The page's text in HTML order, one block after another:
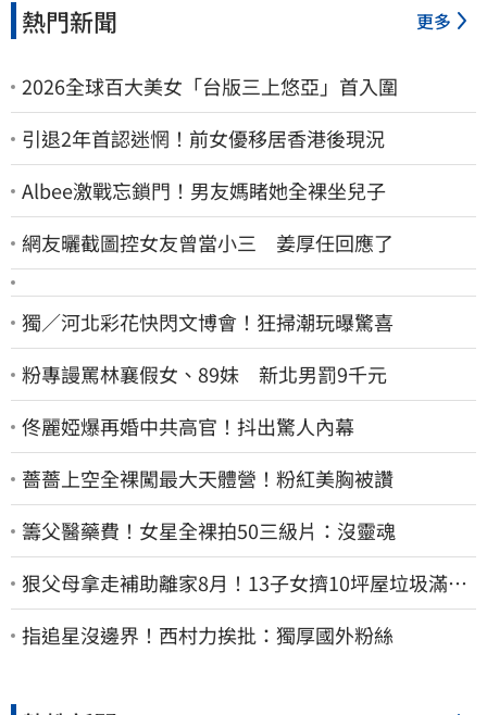
熱門新聞 更多
2026全球百大美女「台版三上悠亞」首入圍
引退2年首認迷惘！前女優移居香港後現況
Albee激戰忘鎖門！男友媽睹她全裸坐兒子
網友曬截圖控女友曾當小三 姜厚任回應了
獨／河北彩花快閃文博會！狂掃潮玩曝驚喜
粉專謾罵林襄假女、89妹 新北男罰9千元
佟麗婭爆再婚中共高官！抖出驚人內幕
薔薔上空全裸闖最大天體營！粉紅美胸被讚
籌父醫藥費！女星全裸拍50三級片：沒靈魂
狠父母拿走補助離家8月！13子女擠10坪屋垃圾滿地
驚見幼童深夜遊蕩
指追星沒邊界！西村力挨批：獨厚國外粉絲